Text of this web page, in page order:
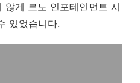
않게 르노 인포테인먼트 시
있었습니다.